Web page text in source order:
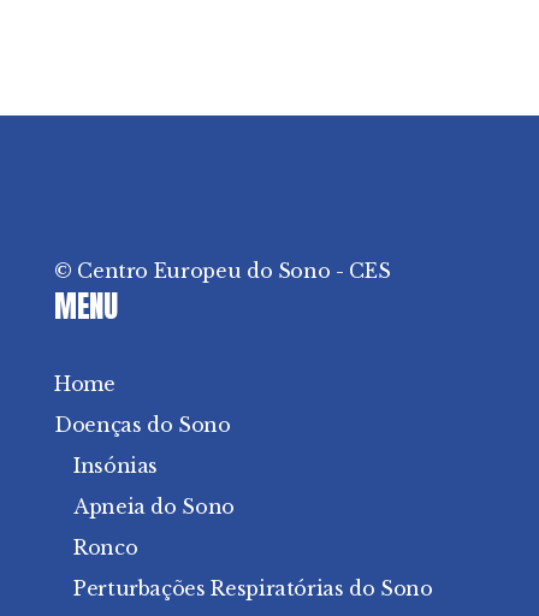
© Centro Europeu do Sono - CES
MENU
Home
Doenças do Sono
Insónias
Apneia do Sono
Ronco
Perturbações Respiratórias do Sono